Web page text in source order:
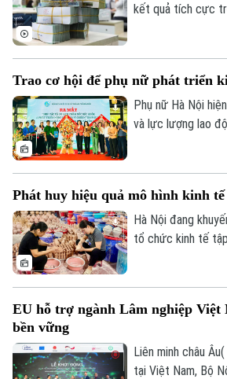
Thời sự
Hà Nội
Xã hội
An ninh trật tự
Hà Nội
Nhịp sống Hà Nội
Người Hà Nội
Thế giới
Tin tức
Kinh tế
kết quả tích cực
chậm, đặt ra yêu
trong những tháng
Trao cơ hội để phụ nữ phát triển
Phụ nữ Hà Nội
và lực lượng lao
mạnh dạn thay đổi
dụng khoa học
để nâng cao giá trị
Phát huy hiệu quả mô hình kinh
Hà Nội đang
tổ chức kinh tế
từng bước trở
giải pháp quan
nâng cao thu
EU hỗ trợ ngành Lâm nghiệp Việt
bền vững
Liên minh châu
tại Việt Nam, Bộ